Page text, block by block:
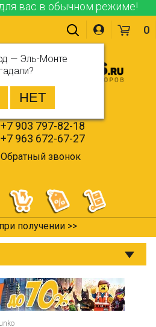
вас в обычном режиме!
— Эль-Монте
+7 903 797-82-18
+7 963 672-67-27
Обратный звонок
0
получении >>